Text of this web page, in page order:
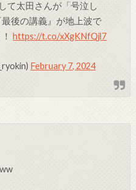
て太田さんが「号泣し
後の講義』が地上波で
！https://t.co/xXgKNfQjl7
February 7, 2024